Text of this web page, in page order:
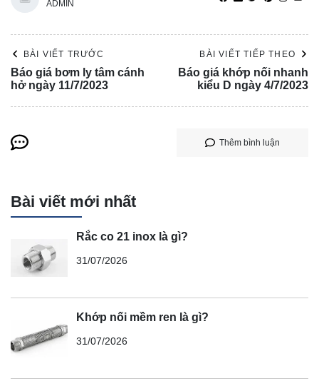
ADMIN
BÀI VIẾT TRƯỚC
Báo giá bơm ly tâm cánh
hở ngày 11/7/2023
BÀI VIẾT TIẾP THEO
Báo giá khớp nối nhanh
kiểu D ngày 4/7/2023
Thêm bình luận
Bài viết mới nhất
Rắc co 21 inox là gì?
31/07/2026
Khớp nối mềm ren là gì?
31/07/2026